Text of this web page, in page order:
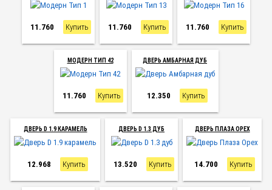
11.760 Купить 11.760 Купить 11.760 Купить
МОДЕРН ТИП 42
11.760 Купить
ДВЕРЬ АМБАРНАЯ ДУБ
12.350 Купить
ДВЕРЬ D 1.9 КАРАМЕЛЬ
12.968 Купить
ДВЕРЬ D 1.3 ДУБ
13.520 Купить
ДВЕРЬ ПЛАЗА ОРЕХ
14.700 Купить